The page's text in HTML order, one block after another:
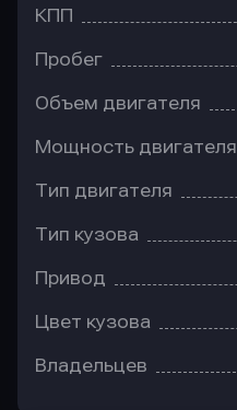
КПП
Пробег
Объем двигателя
Мощность двигателя
Тип двигателя
Тип кузова
Привод
Цвет кузова
Владельцев